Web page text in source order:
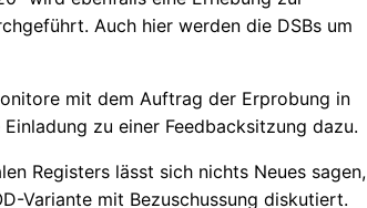
Auch hier werden die DSBs um
mit dem Auftrag der Erprobung in
zu einer Feedbacksitzung dazu.
Registers lässt sich nichts Neues sagen,
Variante mit Bezuschussung diskutiert.